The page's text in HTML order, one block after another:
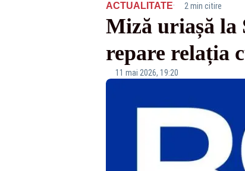
ACTUALITATE· 2 min citire
Miză uriașă la
repare relația
11 mai 2026, 19:20